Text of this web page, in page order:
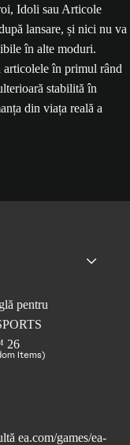
Idoli sau Articole
lansare, și nici nu va
în alte moduri.
articolele în primul rând
stabilită în
din viața reală a
Items)
ea.com/games/ea-